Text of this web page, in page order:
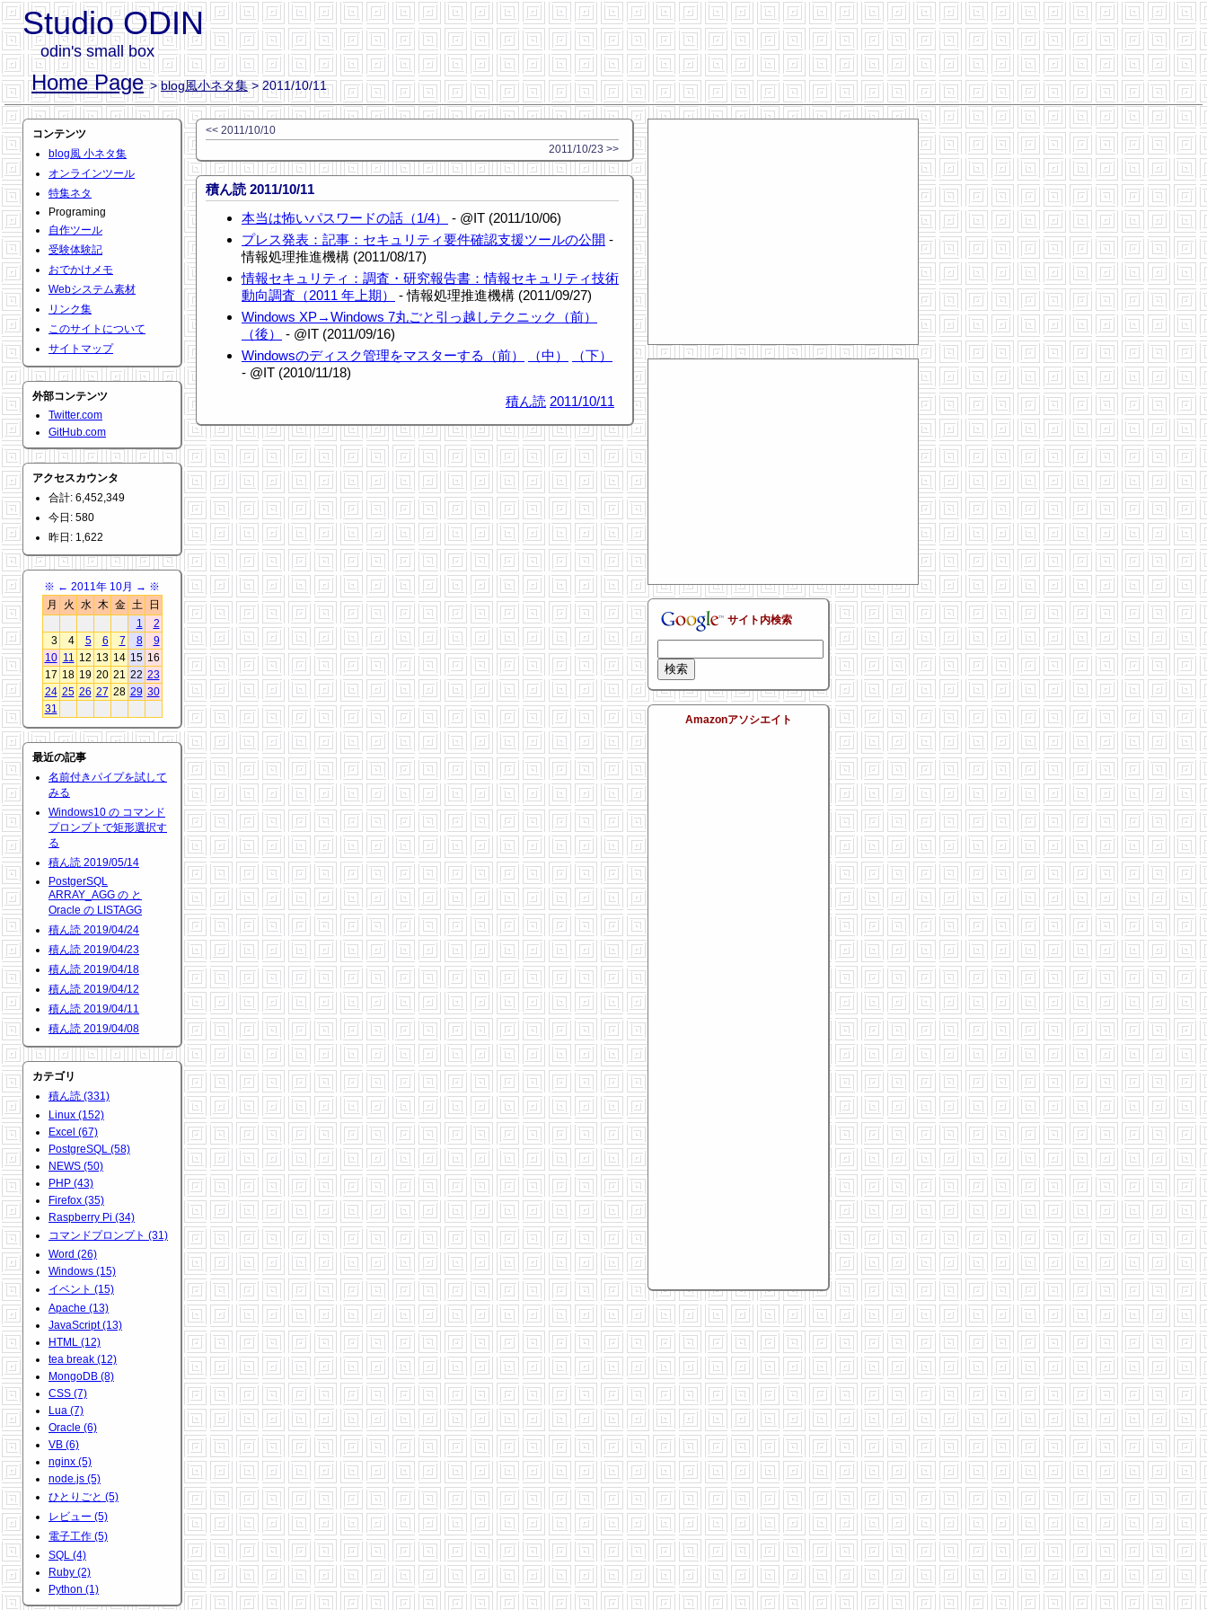
Studio ODIN
odin's small box
Home Page >blog風小ネタ集> 2011/10/11
コンテンツ
blog風 小ネタ集
オンラインツール
特集ネタ
Programing
自作ツール
受験体験記
おでかけメモ
Webシステム素材
リンク集
このサイトについて
サイトマップ
外部コンテンツ
Twitter.com
GitHub.com
アクセスカウンタ
合計: 6,452,349
今日: 580
昨日: 1,622
※ ← 2011年 10月 → ※
月
火 水 木 金 土
日
1
2
3
4 5 6 7 8
9
10 11 12 13 14 15 16
17 18 19 20 21 22 23
24 25 26 27 28 29 30
31
最近の記事
名前付きパイプを試して
みる
Windows10 の コマンド
プロンプトで矩形選択す
る
積ん読 2019/05/14
PostgerSQL
ARRAY_AGG の と
Oracle の LISTAGG
積ん読 2019/04/24
積ん読 2019/04/23
積ん読 2019/04/18
積ん読 2019/04/12
積ん読 2019/04/11
積ん読 2019/04/08
カテゴリ
積ん読 (331)
Linux (152)
Excel (67)
PostgreSQL (58)
NEWS (50)
PHP (43)
Firefox (35)
Raspberry Pi (34)
コマンドプロンプト (31)
Word (26)
Windows (15)
イベント (15)
Apache (13)
JavaScript (13)
HTML (12)
tea break (12)
MongoDB (8)
CSS (7)
Lua (7)
Oracle (6)
VB (6)
nginx (5)
node.js (5)
ひとりごと (5)
レビュー (5)
電子工作 (5)
SQL (4)
Ruby (2)
Python (1)
<< 2011/10/10
2011/10/23 >>
積ん読 2011/10/11
本当は怖いパスワードの話（1/4）
- @IT (2011/10/06)
プレス発表：記事：セキュリティ要件確認支援ツールの公開 -
情報処理推進機構 (2011/08/17)
情報セキュリティ：調査・研究報告書：情報セキュリティ技術
動向調査（2011 年上期）
- 情報処理推進機構 (2011/09/27)
Windows XP→Windows 7丸ごと引っ越しテクニック（前）
（後）
- @IT (2011/09/16)
Windowsのディスク管理をマスターする（前）
（中）
（下）
- @IT (2010/11/18)
積ん読 2011/10/11
サイト内検索
Amazonアソシエイト